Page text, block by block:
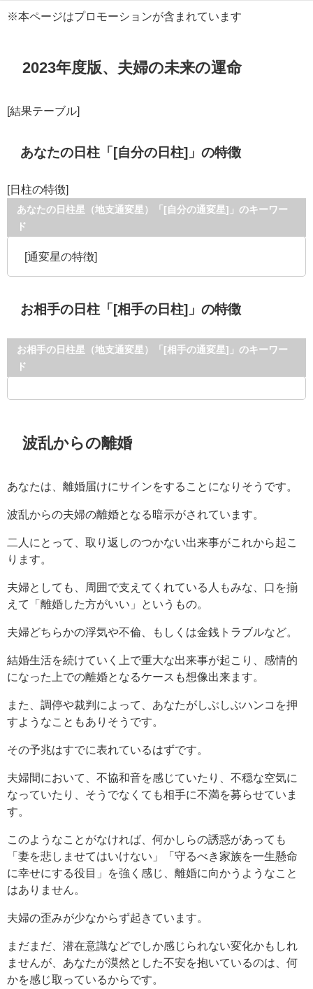
※本ページはプロモーションが含まれています
2023年度版、夫婦の未来の運命
[結果テーブル]
あなたの日柱「[自分の日柱]」の特徴
[日柱の特徴]
あなたの日柱星（地支通変星）「[自分の通変星]」のキーワー
ド
[通変星の特徴]
お相手の日柱「[相手の日柱]」の特徴
お相手の日柱星（地支通変星）「[相手の通変星]」のキーワー
ド
波乱からの離婚
あなたは、離婚届けにサインをすることになりそうです。
波乱からの夫婦の離婚となる暗示がされています。
二人にとって、取り返しのつかない出来事がこれから起こ
ります。
夫婦としても、周囲で支えてくれている人もみな、口を揃
えて「離婚した方がいい」というもの。
夫婦どちらかの浮気や不倫、もしくは金銭トラブルなど。
結婚生活を続けていく上で重大な出来事が起こり、感情的
になった上での離婚となるケースも想像出来ます。
また、調停や裁判によって、あなたがしぶしぶハンコを押
すようなこともありそうです。
その予兆はすでに表れているはずです。
夫婦間において、不協和音を感じていたり、不穏な空気に
なっていたり、そうでなくても相手に不満を募らせていま
す。
このようなことがなければ、何かしらの誘惑があっても
「妻を悲しませてはいけない」「守るべき家族を一生懸命
に幸せにする役目」を強く感じ、離婚に向かうようなこと
はありません。
夫婦の歪みが少なからず起きています。
まだまだ、潜在意識などでしか感じられない変化かもしれ
ませんが、あなたが漠然とした不安を抱いているのは、何
かを感じ取っているからです。